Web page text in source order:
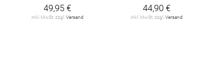
49,95 €
inkl. MwSt. zzgl. Versand
44,90 €
inkl. MwSt. zzgl. Versand